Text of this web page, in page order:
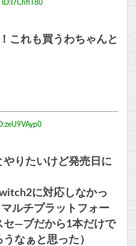
これも買うわちゃんと
りたいけど発売日に
に対応しなかっ
ルチプラットフォー
セ―ブだから1本だけで
なぁと思った）